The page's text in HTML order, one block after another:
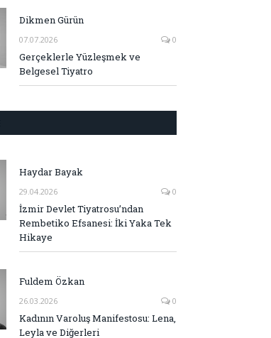
Dikmen Gürün
07.07.2026 0
Gerçeklerle Yüzleşmek ve
Belgesel Tiyatro
Haydar Bayak
29.04.2026 0
İzmir Devlet Tiyatrosu’ndan
Rembetiko Efsanesi: İki Yaka Tek
Hikaye
Fuldem Özkan
26.03.2026 0
Kadının Varoluş Manifestosu: Lena,
Leyla ve Diğerleri